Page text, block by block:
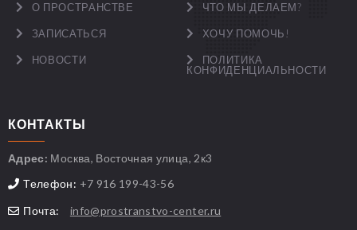
О ПРОСТРАНСТВЕ ЧТО МЫ ДЕЛАЕМ?
ЗАПИСАТЬСЯ ХОЧУ ПОМОЧЬ!
НОВОСТИ
ПОЛИТИКА
КОНФИДЕНЦИАЛЬНОСТИ
КОНТАКТЫ
Адрес: Москва, Восточная улица, 2к3
Телефон: +7 916 199-43-56
Почта:
info@prostranstvo-center.ru